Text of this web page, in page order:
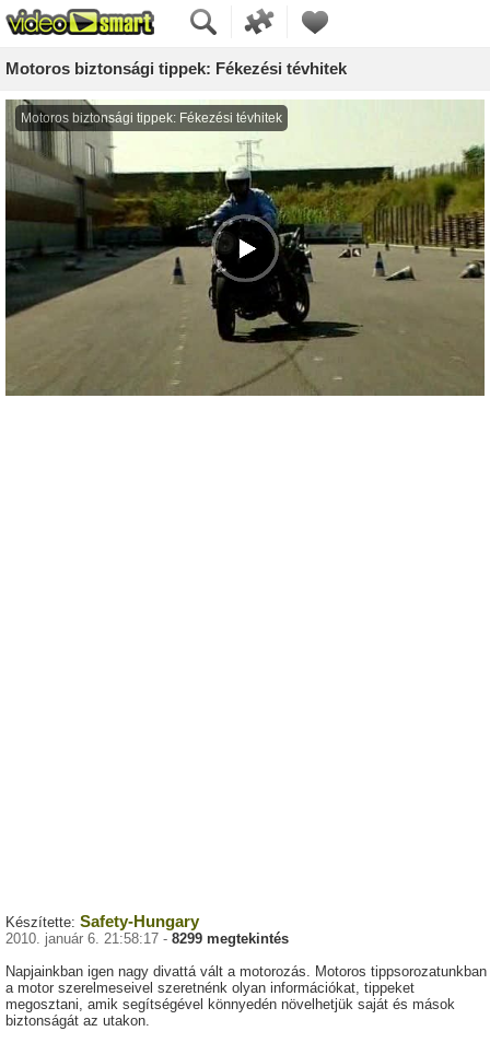
Motoros biztonsági tippek: Fékezési tévhitek
Készítette: Safety-Hungary
2010. január 6. 21:58:17 - 8299 megtekintés
Napjainkban igen nagy divattá vált a motorozás. Motoros tippsorozatunkban
a motor szerelmeseivel szeretnénk olyan információkat, tippeket
megosztani, amik segítségével könnyedén növelhetjük saját és mások
biztonságát az utakon.